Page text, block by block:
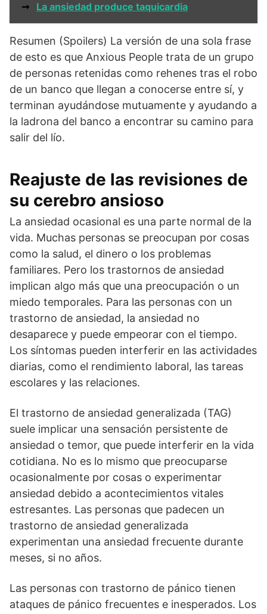
➞ La ansiedad produce taquicardia
Resumen (Spoilers) La versión de una sola frase
de esto es que Anxious People trata de un grupo
de personas retenidas como rehenes tras el robo
de un banco que llegan a conocerse entre sí, y
terminan ayudándose mutuamente y ayudando a
la ladrona del banco a encontrar su camino para
salir del lío.
Reajuste de las revisiones de
su cerebro ansioso
La ansiedad ocasional es una parte normal de la
vida. Muchas personas se preocupan por cosas
como la salud, el dinero o los problemas
familiares. Pero los trastornos de ansiedad
implican algo más que una preocupación o un
miedo temporales. Para las personas con un
trastorno de ansiedad, la ansiedad no
desaparece y puede empeorar con el tiempo.
Los síntomas pueden interferir en las actividades
diarias, como el rendimiento laboral, las tareas
escolares y las relaciones.
El trastorno de ansiedad generalizada (TAG)
suele implicar una sensación persistente de
ansiedad o temor, que puede interferir en la vida
cotidiana. No es lo mismo que preocuparse
ocasionalmente por cosas o experimentar
ansiedad debido a acontecimientos vitales
estresantes. Las personas que padecen un
trastorno de ansiedad generalizada
experimentan una ansiedad frecuente durante
meses, si no años.
Las personas con trastorno de pánico tienen
ataques de pánico frecuentes e inesperados. Los